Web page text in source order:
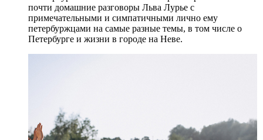
почти домашние разговоры Льва Лурье с
примечательными и симпатичными лично ему
петербуржцами на самые разные темы, в том числе о
Петербурге и жизни в городе на Неве.